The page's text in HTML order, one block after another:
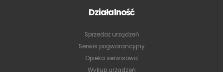
Działalność
Sprzedaż urządzeń
Serwis pogwarancyjny
Opieka serwisowa
Wykup urządzeń